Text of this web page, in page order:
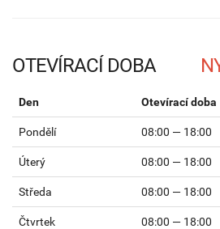
OTEVÍRACÍ DOBA
Den Otevírací doba
Pondělí 08:00 — 18:00
Úterý 08:00 — 18:00
Středa 08:00 — 18:00
Čtvrtek 08:00 — 18:00